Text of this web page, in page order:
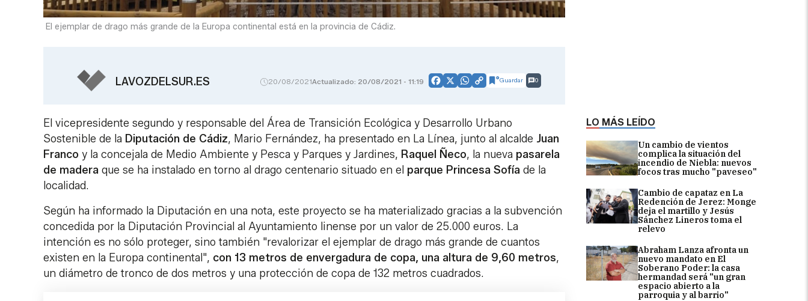
LO MÁS LEÍDO
Un cambio de vientos
complica la situación del
incendio de Niebla: nuevos
focos tras mucho "paveseo"
Cambio de capataz en La
Redención de Jerez: Monge
deja el martillo y Jesús
Sánchez Lineros toma el
relevo
Abraham Lanza afronta un
nuevo mandato en El
Soberano Poder: la casa
hermandad será "un gran
espacio abierto a la
parroquia y al barrio"
El ejemplar de drago más grande de la Europa continental está en la provincia de Cádiz.
LAVOZDELSUR.ES 20/08/2021Actualizado: 20/08/2021 - 11:19 Facebook
X WhatsApp
CopyGuardar 0
El vicepresidente segundo y responsable del Área de Transición Ecológica y Desarrollo Urbano
Sostenible de la Diputación de Cádiz, Mario Fernández, ha presentado en La Línea, junto al alcalde Juan
Franco y la concejala de Medio Ambiente y Pesca y Parques y Jardines, Raquel Ñeco, la nueva pasarela
de madera que se ha instalado en torno al drago centenario situado en el parque Princesa Sofía de la
localidad.
Según ha informado la Diputación en una nota, este proyecto se ha materializado gracias a la subvención
concedida por la Diputación Provincial al Ayuntamiento linense por un valor de 25.000 euros. La
intención es no sólo proteger, sino también "revalorizar el ejemplar de drago más grande de cuantos
existen en la Europa continental", con 13 metros de envergadura de copa, una altura de 9,60 metros,
un diámetro de tronco de dos metros y una protección de copa de 132 metros cuadrados.